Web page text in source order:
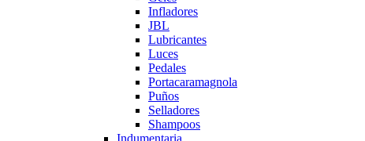
Infladores
JBL
Lubricantes
Luces
Pedales
Portacaramagnola
Puños
Selladores
Shampoos
Indumentaria